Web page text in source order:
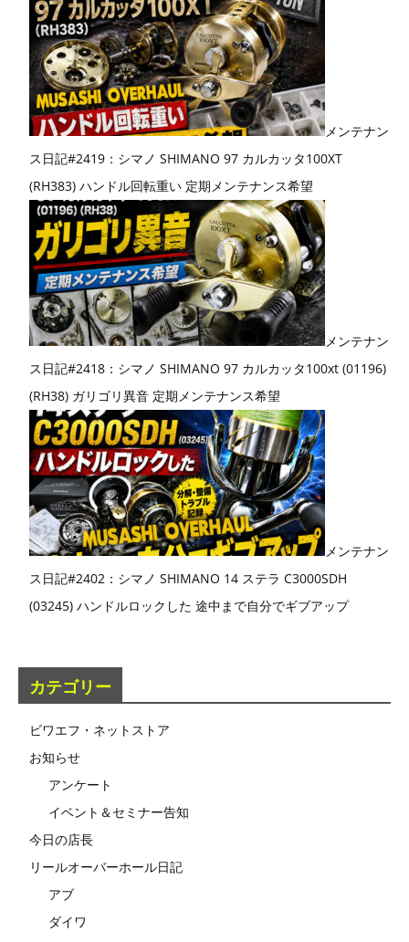
メンテナン
ス日記#2419：シマノ SHIMANO 97 カルカッタ100XT
(RH383) ハンドル回転重い 定期メンテナンス希望
メンテナン
ス日記#2418：シマノ SHIMANO 97 カルカッタ100xt (01196)
(RH38) ガリゴリ異音 定期メンテナンス希望
メンテナン
ス日記#2402：シマノ SHIMANO 14 ステラ C3000SDH
(03245) ハンドルロックした 途中まで自分でギブアップ
カテゴリー
ビワエフ・ネットストア
お知らせ
アンケート
イベント＆セミナー告知
今日の店長
リールオーバーホール日記
アブ
ダイワ